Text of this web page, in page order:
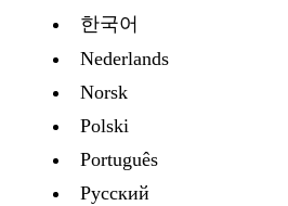
한국어
Nederlands
Norsk
Polski
Português
Русский